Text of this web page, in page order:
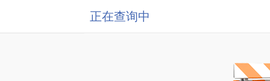
正在查询中